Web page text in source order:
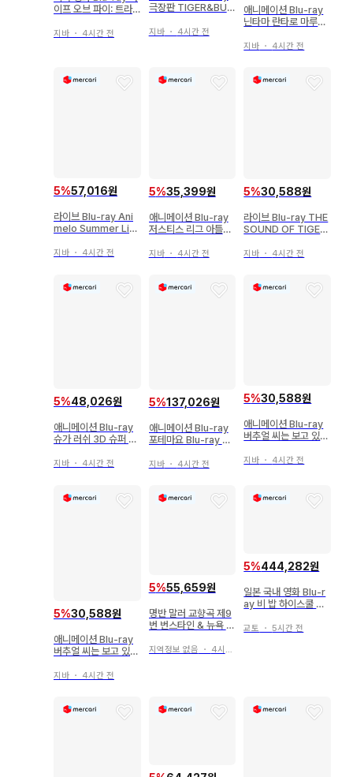
이프 오브 파이: 트라
스크 컬렉터즈 에디션
지바 ・ 4시간 전
극장판 TIGER&BUN
ng 한정판
지바・ 4시간 전
애니메이션 Blu-ray
닌타마 란타로 마루토!
즈
지바 ・ 4시간 전
5%57,016원
라이브 Blu-ray Ani
melo Summer Liv
DAY3
지바 ・ 4시간 전
5%35,399원
애니메이션 Blu-ray
저스티스 리그 아틀란
지바・ 4시간 전
5%30,588원
라이브 Blu-ray THE
SOUND OF TIGER
지바 ・ 4시간 전
5%48,026원
애니메이션 Blu-ray
슈가 러쉬 3D 슈퍼 세
지바 ・ 4시간 전
5%137,026원
애니메이션 Blu-ray
포테마요 Blu-ray B
지바・ 4시간 전
5%30,588원
애니메이션 Blu-ray
버추얼 씨는 보고 있다
지바 ・ 4시간 전
5%30,588원
애니메이션 Blu-ray
버추얼 씨는 보고 있다
지바 ・ 4시간 전
5%55,659원
명반 말러 교향곡 제9
번 번스타인 & 뉴욕 필
지역정보 없음 ・ 4시간 전
5%444,282원
일본 국내 영화 Blu-r
ay 비 밥 하이스쿨 고
y BOX [초회 생산 한
교토 ・5시간 전